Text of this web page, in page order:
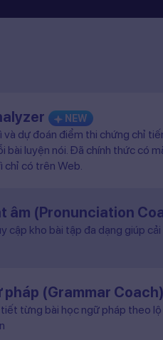
NEW
và dự đoán điểm thi chứng chỉ
bài luyện nói. Đã chính thức có
chỉ có trên Web.
âm (Pronunciation
cập kho bài tập đa dạng giúp
pháp (Grammar Coach)
từng bài học ngữ pháp theo lộ